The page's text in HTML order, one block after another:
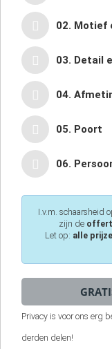
02. Motief
03. Detail
04.
05. Poort
06.
I.v.m. schaarsheid
zijn de
Let op: alle
Privacy is voor ons erg
derden delen!